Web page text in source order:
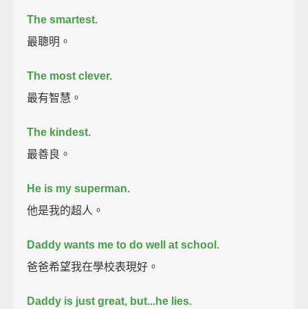
The smartest.
最聰明。
The most clever.
最有智慧。
The kindest.
最善良。
He is my superman.
他是我的超人。
Daddy wants me to do well at school.
爸爸希望我在學校表現好。
Daddy is just great, but...he lies.